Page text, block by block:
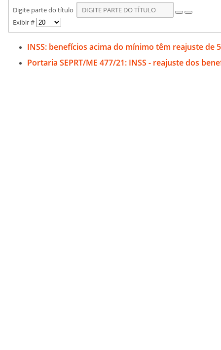
Digite parte do título
Exibir #
INSS: benefícios acima do mínimo têm reajuste de
Portaria SEPRT/ME 477/21: INSS - reajuste dos